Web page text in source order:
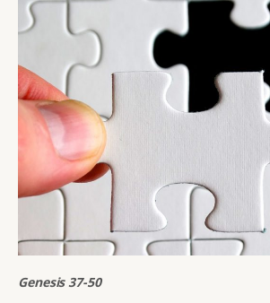
Genesis 37-50